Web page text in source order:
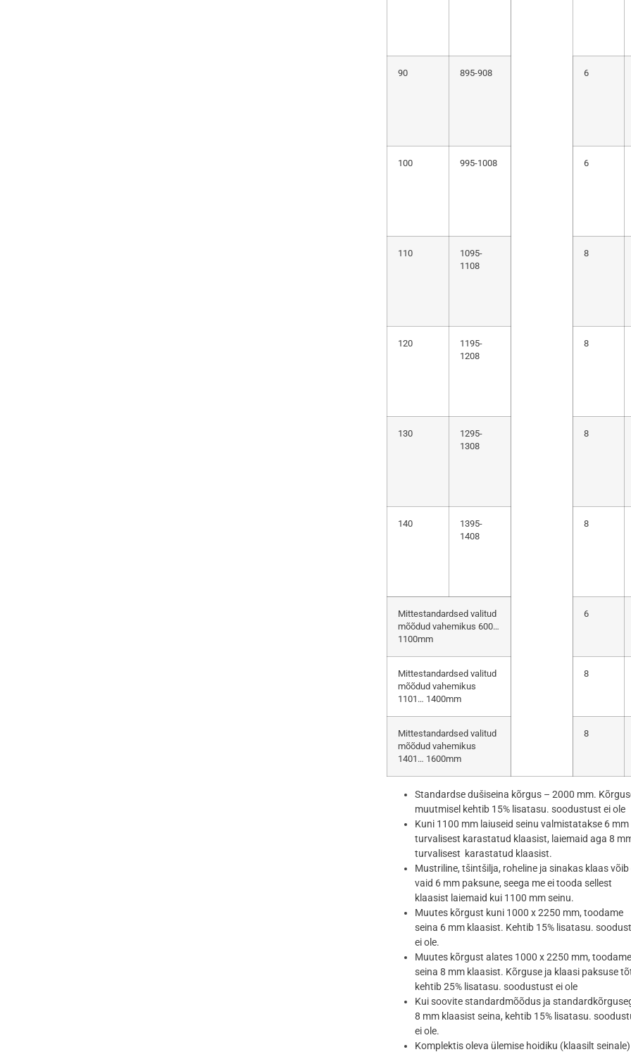
90 895-908 6
100 995-1008 6
110
1095-
1108
8
120
1195-
1208
8
130
1295-
1308
8
140
1395-
1408
8
Mittestandardsed valitud
mõõdud vahemikus 600…
1100mm
6
Mittestandardsed valitud
mõõdud vahemikus
1101… 1400mm
8
Mittestandardsed valitud
mõõdud vahemikus
1401… 1600mm
8
Standardse dušiseina kõrgus – 2000 mm.
muutmisel kehtib 15% lisatasu. soodustust ei ole
Kuni 1100 mm laiuseid seinu valmistatakse 6 mm
turvalisest karastatud klaasist, laiemaid aga 8
turvalisest karastatud klaasist.
Mustriline, tšintšilja, roheline ja sinakas klaas võib
vaid 6 mm paksune, seega me ei tooda sellest
klaasist laiemaid kui 1100 mm seinu.
Muutes kõrgust kuni 1000 x 2250 mm, toodame
seina 6 mm klaasist. Kehtib 15% lisatasu.
ei ole.
Muutes kõrgust alates 1000 x 2250 mm, toodame
seina 8 mm klaasist. Kõrguse ja klaasi paksuse
kehtib 25% lisatasu. soodustust ei ole
Kui soovite standardmõõdus ja
8 mm klaasist seina, kehtib 15% lisatasu.
ei ole.
Komplektis oleva ülemise hoidiku (klaasilt seinale)